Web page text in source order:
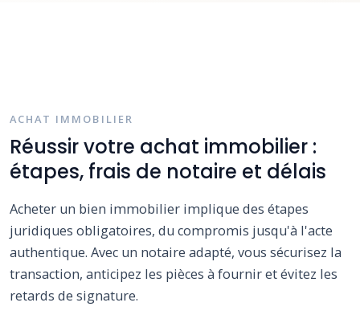
ACHAT IMMOBILIER
Réussir votre achat immobilier :
étapes, frais de notaire et délais
Acheter un bien immobilier implique des étapes
juridiques obligatoires, du compromis jusqu'à l'acte
authentique. Avec un notaire adapté, vous sécurisez la
transaction, anticipez les pièces à fournir et évitez les
retards de signature.